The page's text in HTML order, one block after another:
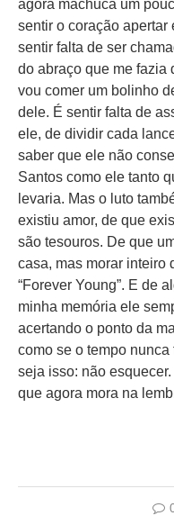
agora machuca um
sentir o coração apertar
sentir falta de ser
do abraço que me fazia
vou comer um bolinho
dele. É sentir falta de
ele, de dividir cada
saber que ele não
Santos como ele tanto
levaria. Mas o luto
existiu amor, de que
são tesouros. De que
casa, mas morar inteiro
“Forever Young”. E de
minha memória ele
acertando o ponto da
como se o tempo
seja isso: não
que agora mora na